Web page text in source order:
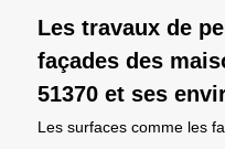
Les travaux de
façades des
51370 et ses
Les surfaces comme les